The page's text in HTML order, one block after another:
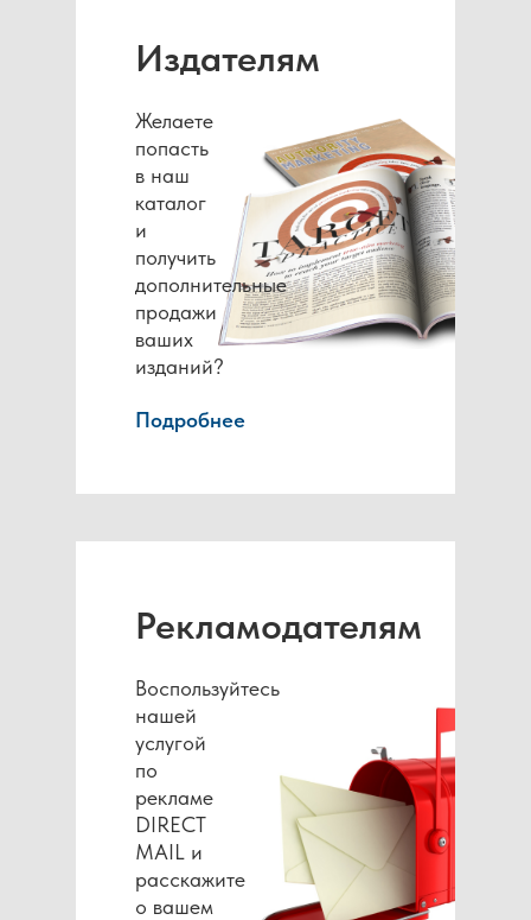
Издателям
Желаете
попасть
в наш
каталог
и
получить
дополнительные
продажи
ваших
изданий?
Подробнее
Рекламодателям
Воспользуйтесь
нашей
услугой
по
рекламе
DIRECT
MAIL и
расскажите
о вашем